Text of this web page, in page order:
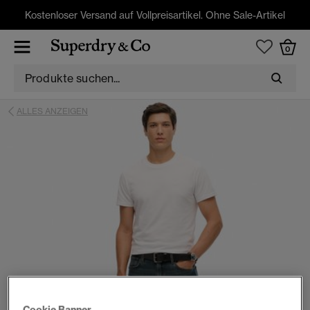
Kostenloser Versand auf Vollpreisartikel. Ohne Sale-Artikel
0
ALLES ANZEIGEN